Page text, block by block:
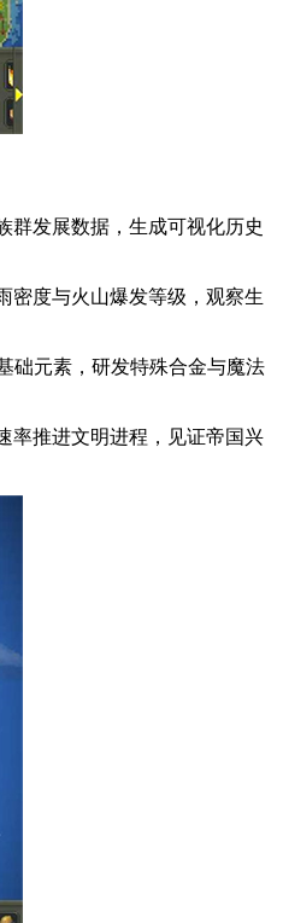
群发展数据，生成可视化历史
密度与火山爆发等级，观察生
础元素，研发特殊合金与魔法
率推进文明进程，见证帝国兴